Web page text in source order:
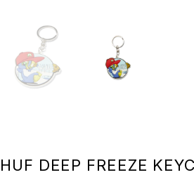
HUF DEEP FREEZE